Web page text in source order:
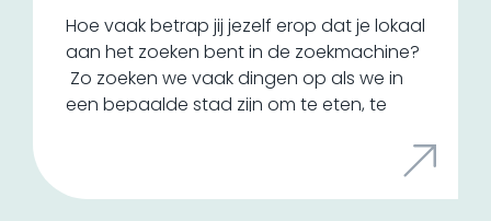
Hoe vaak betrap jij jezelf erop dat je lokaal
aan het zoeken bent in de zoekmachine?
Zo zoeken we vaak dingen op als we in
een bepaalde stad zijn om te eten, te